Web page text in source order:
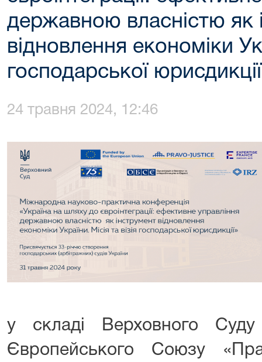
державною власністю як
відновлення економіки
господарської
24 травня 2024, 12:46
у складі Верховного
Європейського Союзу